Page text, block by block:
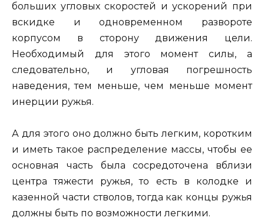
больших угловых скоростей и ускорений при
вскидке и одновременном развороте
корпусом в сторону движения цели.
Необходимый для этого момент силы, а
следовательно, и угловая погрешность
наведения, тем меньше, чем меньше момент
инерции ружья.
А для этого оно должно быть легким, коротким
и иметь такое распределение массы, чтобы ее
основная часть была сосредоточена вблизи
центра тяжести ружья, то есть в колодке и
казенной части стволов, тогда как концы ружья
должны быть по возможности легкими.